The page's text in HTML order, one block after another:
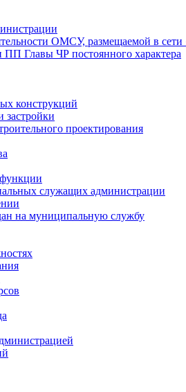
ОМСУ, размещаемой в сети
Главы ЧР постоянного характера
конструкций
застройки
проектирования
служащих администрации
на муниципальную службу